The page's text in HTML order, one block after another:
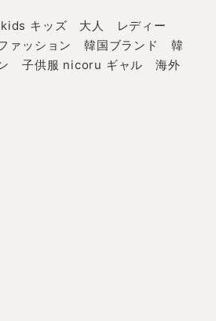
kids キッズ 大人 レディー
ッション 韓国ブランド 韓
子供服 nicoru ギャル 海外